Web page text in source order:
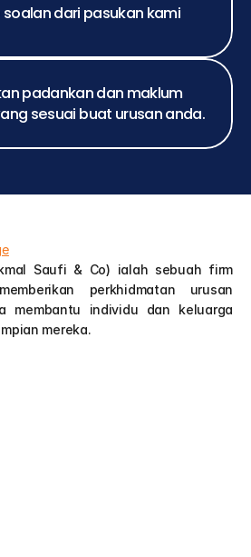
dari pasukan kami
padankan dan maklum
sesuai buat urusan anda.
Saufi & Co) ialah sebuah firm
perkhidmatan urusan
membantu individu dan keluarga
mereka.